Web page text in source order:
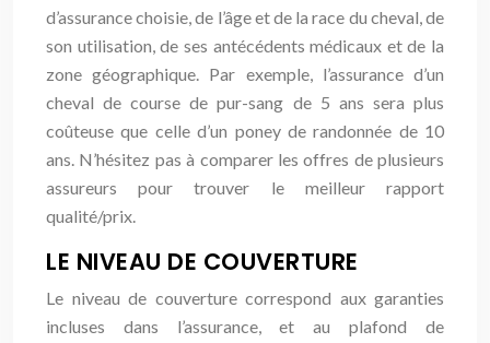
d’assurance choisie, de l’âge et de la race du cheval, de
son utilisation, de ses antécédents médicaux et de la
zone géographique. Par exemple, l’assurance d’un
cheval de course de pur-sang de 5 ans sera plus
coûteuse que celle d’un poney de randonnée de 10
ans. N’hésitez pas à comparer les offres de plusieurs
assureurs pour trouver le meilleur rapport
qualité/prix.
LE NIVEAU DE COUVERTURE
Le niveau de couverture correspond aux garanties
incluses dans l’assurance, et au plafond de